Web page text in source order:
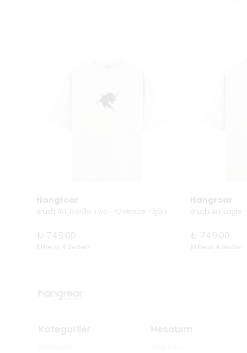
Hangroar
Brush Art Gorilla Two - Oversize Tişört
₺ 749.00
10 Renk 4 Beden
Hangroar
Brush Art
₺ 749.00
10 Renk 4 Beden